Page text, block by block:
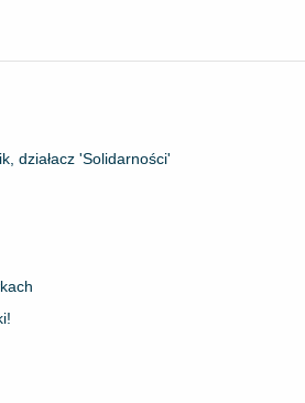
działacz 'Solidarności'